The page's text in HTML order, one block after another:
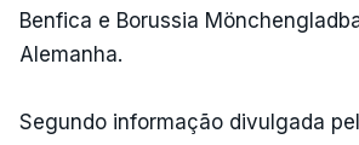
Benfica e Borussia
Alemanha.
Segundo informação divulgada